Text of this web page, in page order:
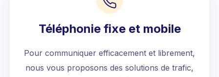
Téléphonie fixe et mobile
Pour communiquer efficacement et librement,
nous vous proposons des solutions de trafic,